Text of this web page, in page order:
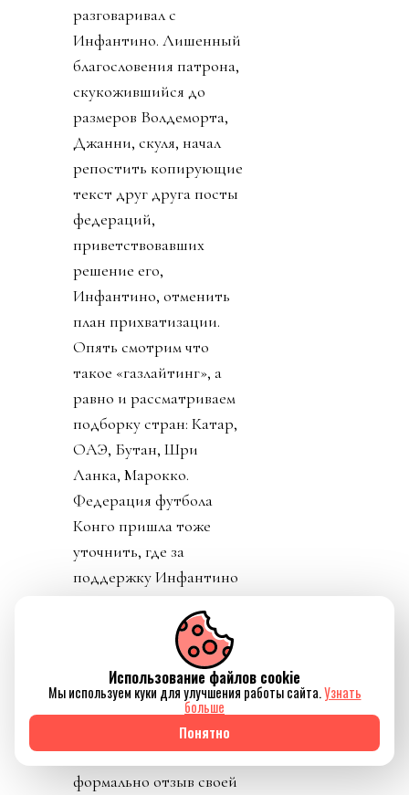
разговаривал с
Инфантино. Лишенный
благословения патрона,
скукожившийся до
размеров Волдеморта,
Джанни, скуля, начал
репостить копирующие
текст друг друга посты
федераций,
приветствовавших
решение его,
Инфантино, отменить
план прихватизации.
Опять смотрим что
такое «газлайтинг», а
равно и рассматриваем
подборку стран: Катар,
ОАЭ, Бутан, Шри
Ланка, Марокко.
Федерация футбола
Конго пришла тоже
уточнить, где за
поддержку Инфантино
поблагодарить лично
товарища Инфантино за
развитие конголезского
футбола. Английская и
Валлийская ассоциации
футбола закрепили
формально отзыв своей
Использование файлов cookie
Мы используем куки для улучшения работы сайта.Узнать
больше
Понятно